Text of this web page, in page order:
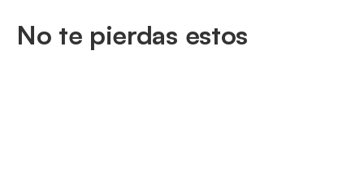
No te pierdas estos